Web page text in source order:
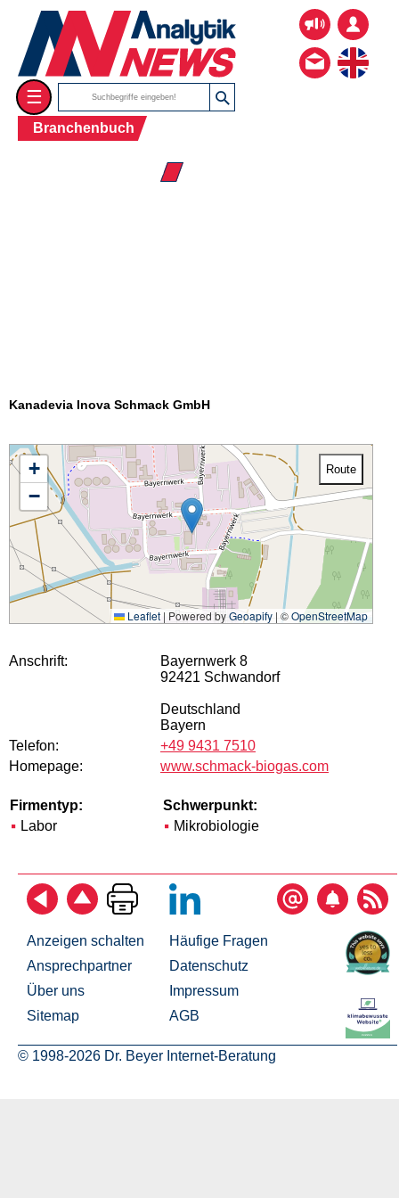
☰
Branchenbuch
☰ Firmenverzeichnis
Kanadevia Inova Schmack GmbH
+
−
Route
Leaflet | Powered byGeoapify| ©OpenStreetMap
Anschrift:
Bayernwerk 8
92421 Schwandorf
Deutschland
Bayern
Telefon:
+49 9431 7510
Homepage:
www.schmack-biogas.com
Firmentyp:
Labor
Schwerpunkt:
Mikrobiologie
Anzeigen schalten
Ansprechpartner
Über uns
Sitemap
Häufige Fragen
Datenschutz
Impressum
AGB
© 1998-2026 Dr. Beyer Internet-Beratung